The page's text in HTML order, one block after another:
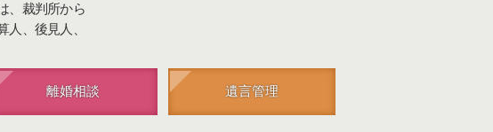
、裁判所から
、後見人、
離婚相談 遺言管理